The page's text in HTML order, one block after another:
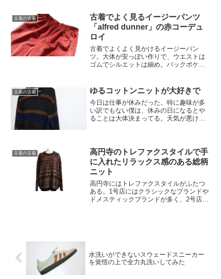
る商品のバックボーンを色んな角度から
教えてもらったら、欲しく...
古着の古着
古着でよく見るイージーパンツ
「alfred dunner」の赤コーデュ
ロイ
古着でよくよく見かけるイージーパン
ツ。大体が安っぽい作りで、ウエストは
ゴムでシルエットは細め。バックポケッ
そんなイメージを抱いてる。カジュアル
な普段のコーディネートには...
古着の古着 ゆるコットンニットが大好きで
今日は仕事が休みだった。特に趣味が多
い訳でもない僕は、休みの日になるとや
ることは大体決まってる。天気が悪けれ
になってたラーメ...
古着の古着
高円寺のトレファクスタイルで手
に入れたリラックス感のある総柄
ニット
高円寺にはトレファクスタイルがふたつ
ある。1号店にはクラシックなブランドや
ドメスティックブランドが多く、2号店に
水洗いができないスウェードスニーカー
を覚悟の上で全力丸洗いしてみた